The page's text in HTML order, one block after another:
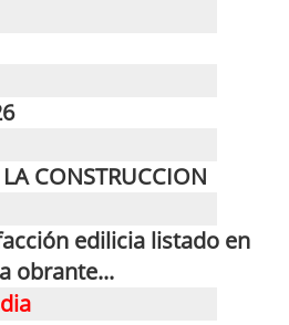
CONSTRUCCION
edilicia listado en
obrante...